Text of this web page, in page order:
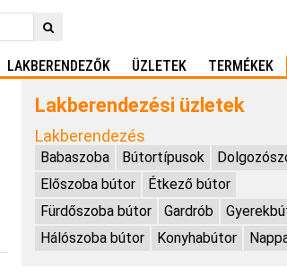
LAKBERENDEZŐK ÜZLETEK TERMÉKEK
Lakberendezési üzletek
Lakberendezés
Babaszoba Bútortípusok
Előszoba bútor
Étkező bútor
Fürdőszoba bútor
Gardrób
Hálószoba bútor
Konyhabútor